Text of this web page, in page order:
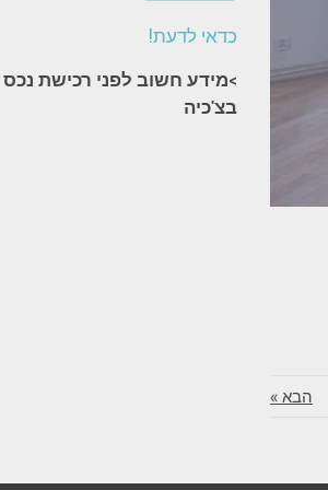
הבא »
כדאי לדעת!
>מידע חשוב לפני רכישת נכס
בצ'כיה​